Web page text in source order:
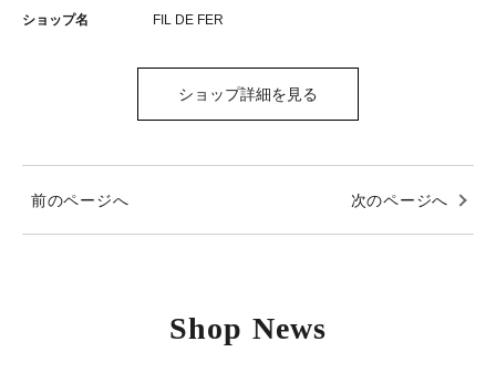
ショップ名 FIL DE FER
ショップ詳細を見る
前のページへ 次のページへ
Shop News